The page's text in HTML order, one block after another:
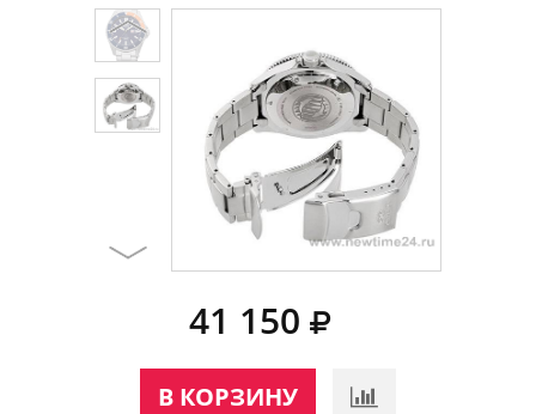
41 150
В КОРЗИНУ